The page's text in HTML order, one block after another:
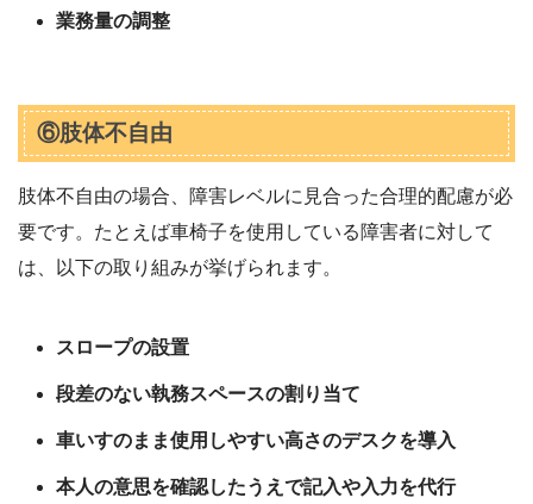
業務量の調整
⑥肢体不自由
肢体不自由の場合、障害レベルに見合った合理的配慮が必
要です。たとえば車椅子を使用している障害者に対して
は、以下の取り組みが挙げられます。
スロープの設置
段差のない執務スペースの割り当て
車いすのまま使用しやすい高さのデスクを導入
本人の意思を確認したうえで記入や入力を代行